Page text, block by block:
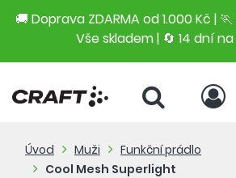
🚚 Doprava ZDARMA od 1.000 Kč |
Vše skladem | 🔄 14 dní
Úvod Muži
Funkční prádlo
Cool Mesh Superlight